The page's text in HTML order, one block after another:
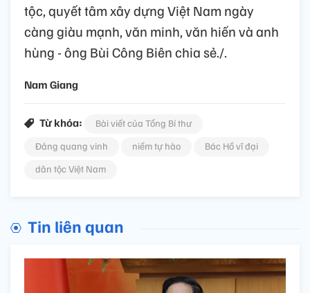
tộc, quyết tâm xây dựng Việt Nam ngày
càng giàu mạnh, văn minh, văn hiến và anh
hùng - ông Bùi Công Biên chia sẻ./.
Nam Giang
Từ khóa:
Bài viết của Tổng Bí thư
Đảng quang vinh
niềm tự hào
Bác Hồ vĩ đại
dân tộc Việt Nam
Tin liên quan